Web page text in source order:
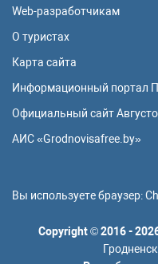
Web-разработчикам
О туристах
Карта сайта
Информационный портал
Официальный сайт
АИС «Grodnovisafree.by»
Вы используете браузер:
Copyright©2016 -